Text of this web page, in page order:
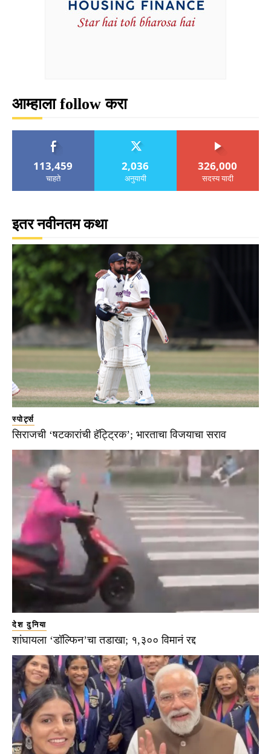
आम्हाला follow करा
113,459
चाहते
2,036
अनुयायी
326,000
सदस्य यादी
इतर नवीनतम कथा
स्पोर्ट्स
सिराजची ‘षटकारांची हॅट्ट्रिक’; भारताचा विजयाचा सराव
देश दुनिया
शांघायला ‘डॉल्फिन’चा तडाखा; १,३०० विमानं रद्द